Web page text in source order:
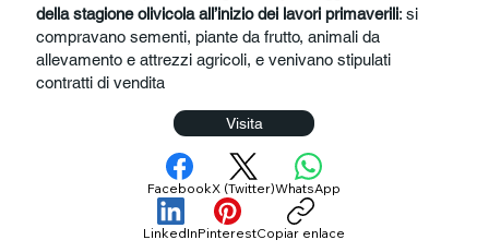
della stagione olivicola all’inizio dei lavori primaverili: si
compravano sementi, piante da frutto, animali da
allevamento e attrezzi agricoli, e venivano stipulati
contratti di vendita
Visita
FacebookX (Twitter)WhatsApp
LinkedInPinterestCopiar enlace